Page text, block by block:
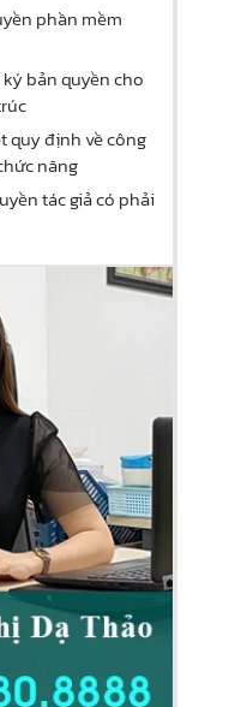
phần mềm
bản quyền cho
quy định về công
năng
tác giả có phải